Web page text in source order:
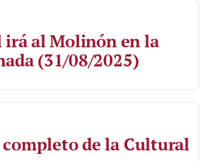
al Molinón en la
(31/08/2025)
de la Cultural